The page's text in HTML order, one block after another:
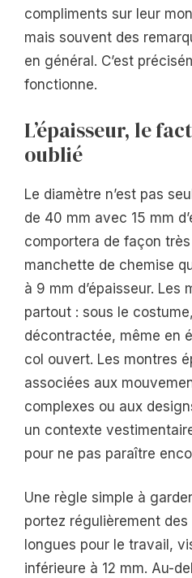
compliments sur leur
mais souvent des
en général. C’est
fonctionne.
L’épaisseur, le
oublié
Le diamètre n’est pas
de 40 mm avec 15 mm
comportera de façon
manchette de chemise
à 9 mm d’épaisseur.
partout : sous le
décontractée, même en
col ouvert. Les montres
associées aux
complexes ou aux
un contexte
pour ne pas paraître
Une règle simple à
portez régulièrement
longues pour le travail,
inférieure à 12 mm. Au-